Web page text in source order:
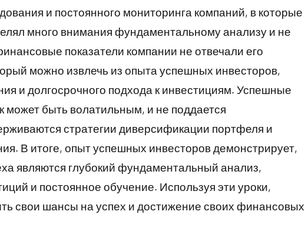
и постоянного мониторинга компаний, в которые
много внимания фундаментальному анализу и не
показатели компании не отвечали его
можно извлечь из опыта успешных инвесторов,
и долгосрочного подхода к инвестициям. Успешные
быть волатильным, и не поддается
стратегии диверсификации портфеля и
В итоге, опыт успешных инвесторов демонстрирует,
являются глубокий фундаментальный анализ,
и постоянное обучение. Используя эти уроки,
свои шансы на успех и достижение своих финансовых